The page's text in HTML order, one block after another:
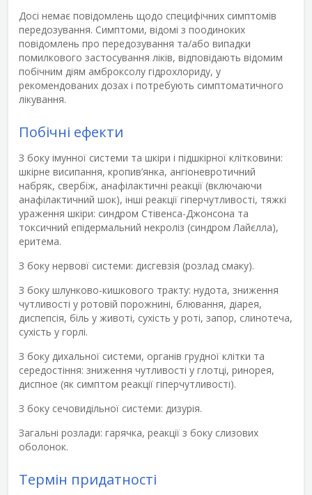
Досі немає повідомлень щодо специфічних симптомів
передозування. Симптоми, відомі з поодиноких
повідомлень про передозування та/або випадки
помилкового застосування ліків, відповідають відомим
побічним діям амброксолу гідрохлориду, у
рекомендованих дозах і потребують симптоматичного
лікування.
Побічні ефекти
З боку імунної системи та шкіри і підшкірної клітковини:
шкірне висипання, кропив’янка, ангіоневротичний
набряк, свербіж, анафілактичні реакції (включаючи
анафілактичний шок), інші реакції гіперчутливості, тяжкі
ураження шкіри: синдром Стівенса-Джонсона та
токсичний епідермальний некроліз (синдром Лайєлла),
еритема.
З боку нервовї системи: дисгевзія (розлад смаку).
З боку шлунково-кишкового тракту: нудота, зниження
чутливості у ротовій порожнині, блювання, діарея,
диспепсія, біль у животі, сухість у роті, запор, слинотеча,
сухість у горлі.
З боку дихальної системи, органів грудної клітки та
середостіння: зниження чутливості у глотці, ринорея,
диспное (як симптом реакції гіперчутливості).
З боку сечовидільної системи: дизурія.
Загальні розлади: гарячка, реакції з боку слизових
оболонок.
Термін придатності